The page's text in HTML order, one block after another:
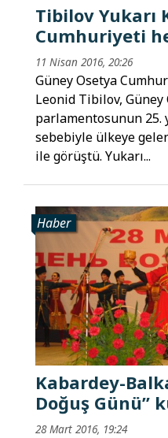
Tibilov Yukarı
Cumhuriyeti
11 Nisan 2016, 20:26
Güney Osetya
Leonid Tibilov, Güney
parlamentosunun 25.
sebebiyle ülkeye
ile görüştü. Yukarı...
Haber
Kabardey-
Doğuş Günü”
28 Mart 2016, 19:24